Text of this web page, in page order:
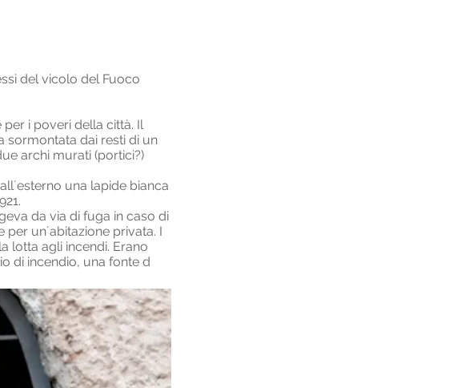
del vicolo del Fuoco
per i poveri della città. Il
sormontata dai resti di un
archi murati (portici?)
una lapide bianca
da via di fuga in caso di
un´abitazione privata. I
lotta agli incendi. Erano
di incendio, una fonte d